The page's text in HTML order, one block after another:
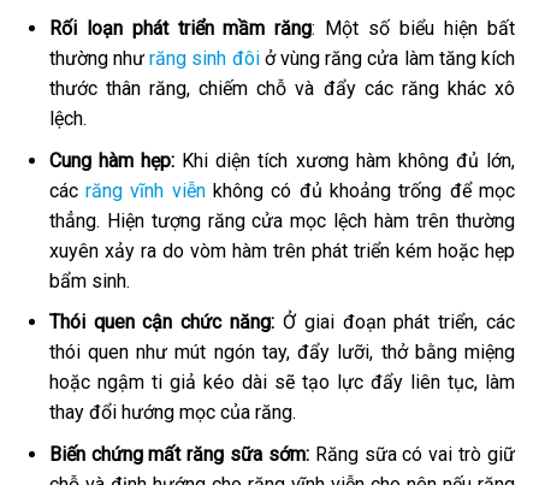
Rối loạn phát triển mầm răng: Một số biểu hiện bất
thường nhưrăng sinh đôiở vùng răng cửa làm tăng kích
thước thân răng, chiếm chỗ và đẩy các răng khác xô
lệch.
Cung hàm hẹp: Khi diện tích xương hàm không đủ lớn,
cácrăng vĩnh viễnkhông có đủ khoảng trống để mọc
thẳng. Hiện tượng răng cửa mọc lệch hàm trên thường
xuyên xảy ra do vòm hàm trên phát triển kém hoặc hẹp
bẩm sinh.
Thói quen cận chức năng: Ở giai đoạn phát triển, các
thói quen như mút ngón tay, đẩy lưỡi, thở bằng miệng
hoặc ngậm ti giả kéo dài sẽ tạo lực đẩy liên tục, làm
thay đổi hướng mọc của răng.
Biến chứng mất răng sữa sớm:Răng sữa có vai trò giữ